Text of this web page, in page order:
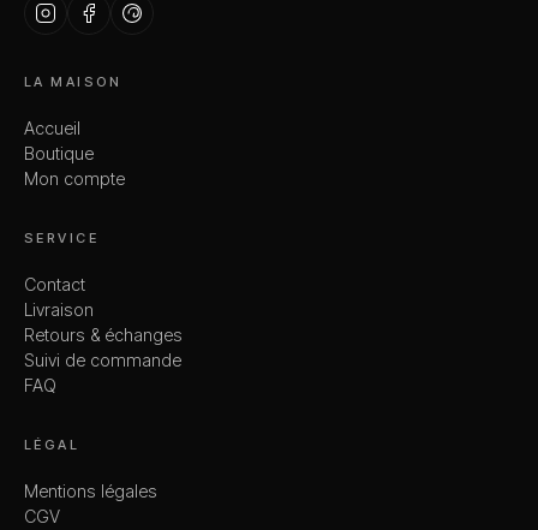
LA MAISON
Accueil
Boutique
Mon compte
SERVICE
Contact
Livraison
Retours & échanges
Suivi de commande
FAQ
LÉGAL
Mentions légales
CGV